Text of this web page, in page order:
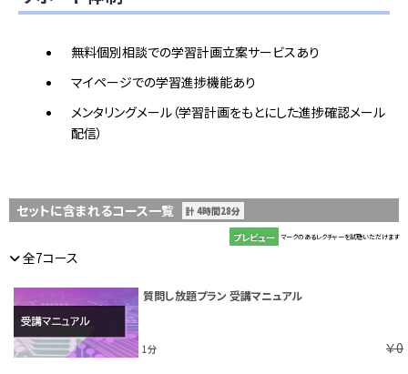
無料個別相談での学習計画立案サービスあり
マイページでの学習進捗機能あり
メンタリングメール（学習計画をもとにした進捗確認メール
配信）
セットに含まれるコース一覧 計 4時間28分
プレビュー マークのあるレクチャーを試聴いただけます
全7コース
質問し放題プラン 受講マニュアル
1分 ￥0